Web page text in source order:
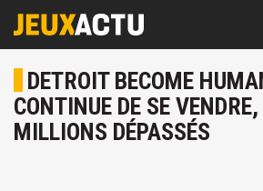
DETROIT BECOME
CONTINUE DE SE
MILLIONS DÉPASSÉS